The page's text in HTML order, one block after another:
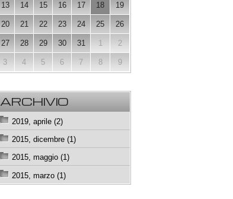
13 14 15 16 17 18 19
20 21 22 23 24 25 26
27 28 29 30 31 1 2
3 4 5 6 7 8 9
ARCHIVIO
2019, aprile (2)
2015, dicembre (1)
2015, maggio (1)
2015, marzo (1)